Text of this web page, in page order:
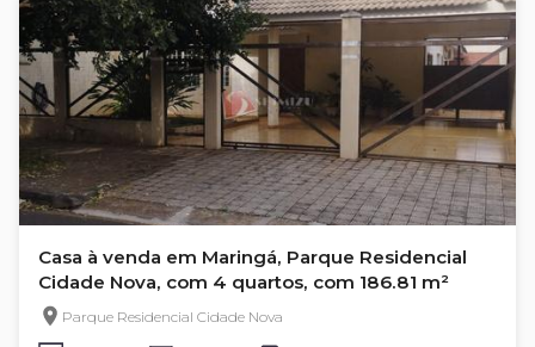
Casa à venda em Maringá, Parque Residencial
Cidade Nova, com 4 quartos, com 186.81 m²
Parque Residencial Cidade Nova